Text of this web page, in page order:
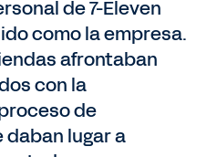
de 7-Eleven
como la empresa.
afrontaban
con la
de
lugar a